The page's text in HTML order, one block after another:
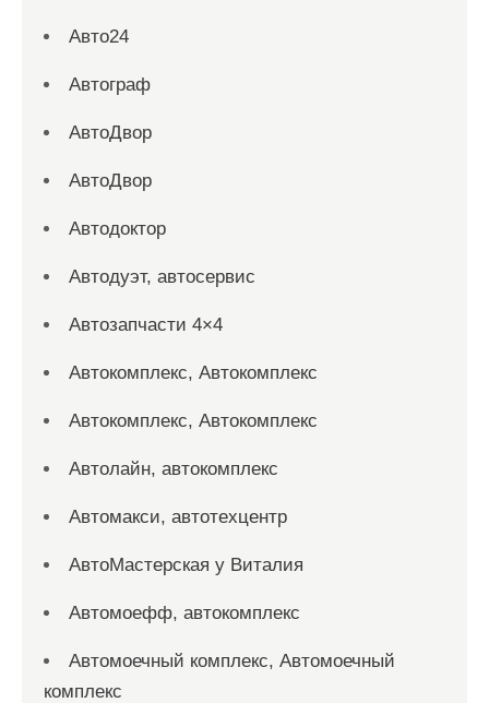
Авто24
Автограф
АвтоДвор
АвтоДвор
Автодоктор
Автодуэт, автосервис
Автозапчасти 4×4
Автокомплекс, Автокомплекс
Автокомплекс, Автокомплекс
Автолайн, автокомплекс
Автомакси, автотехцентр
АвтоМастерская у Виталия
Автомоефф, автокомплекс
Автомоечный комплекс, Автомоечный
комплекс